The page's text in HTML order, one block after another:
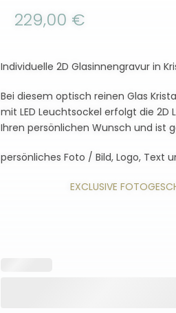
229,00 €
Individuelle 2D Glasinnengravur in
Bei diesem optisch reinen Glas
mit LED Leuchtsockel erfolgt die 2D
Ihren persönlichen Wunsch und ist
persönliches Foto / Bild, Logo, Text
EXCLUSIVE